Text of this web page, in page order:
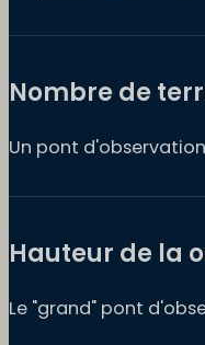
Nombre de
Un pont
Hauteur de la
Le "grand" pont